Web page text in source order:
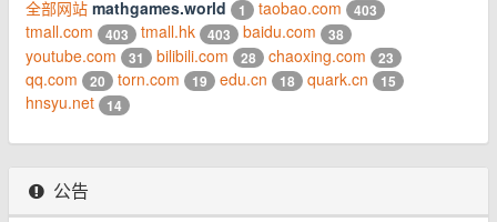
全部网站 mathgames.world 1 taobao.com 403
tmall.com 403 tmall.hk 403 baidu.com 38
youtube.com 31 bilibili.com 28 chaoxing.com 23
qq.com 20 torn.com 19 edu.cn 18 quark.cn 15
hnsyu.net 14
公告